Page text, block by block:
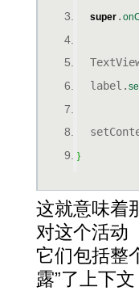
super .
  label.
}
这就意味着
对这个活动
它们包括整
露”了上下